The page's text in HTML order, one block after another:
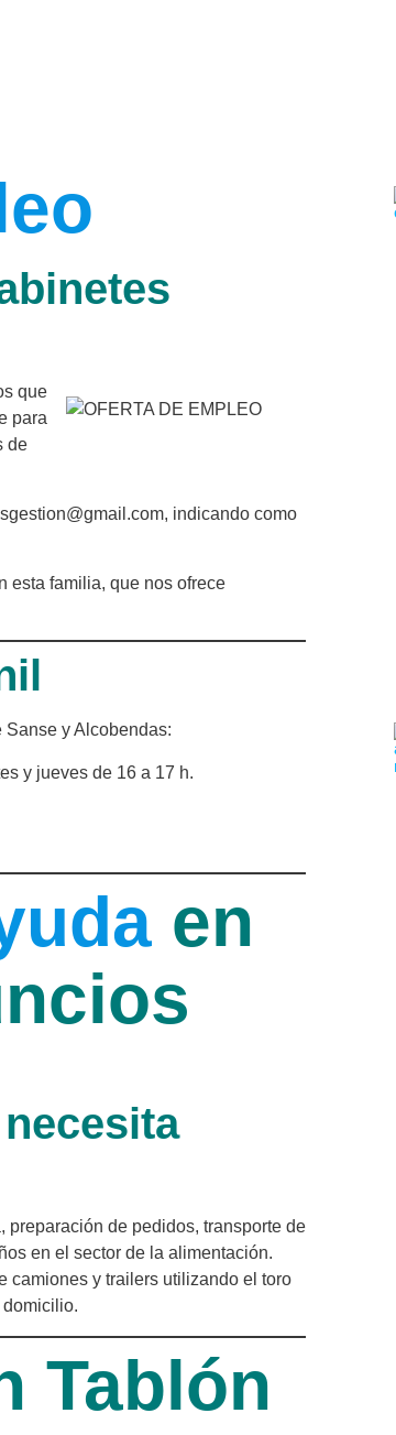
que
para
de
indicando como
esta familia, que nos ofrece
y Alcobendas:
y jueves de 16 a 17 h.
en
preparación de pedidos, transporte de
en el sector de la alimentación.
camiones y trailers utilizando el toro
Tablón